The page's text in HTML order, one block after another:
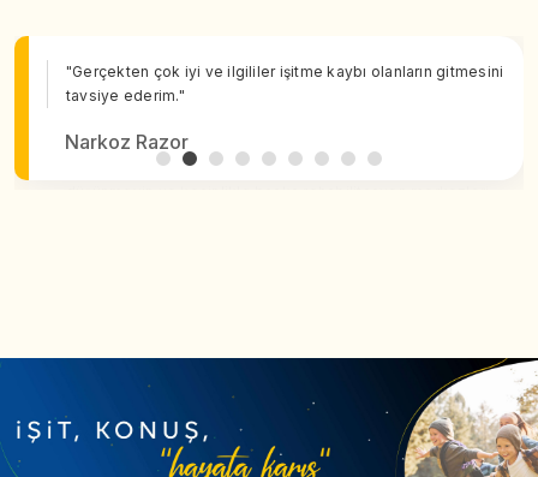
"Gerçekten çok iyi ve ilgililer işitme kaybı olanların gitmesini
tavsiye ederim."
Narkoz Razor